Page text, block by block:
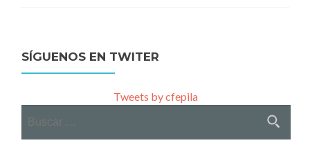
SÍGUENOS EN TWITER
Tweets by cfepila